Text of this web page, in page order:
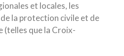
et locales, les
la protection civile et de
(telles que la Croix-